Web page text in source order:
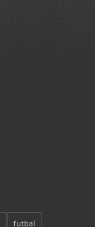
futbal